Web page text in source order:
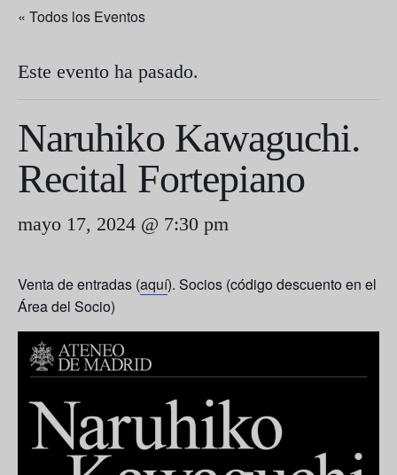
« Todos los Eventos
Este evento ha pasado.
Naruhiko Kawaguchi.
Recital Fortepiano
mayo 17, 2024 @ 7:30 pm
Venta de entradas (aquí). Socios (código descuento en el
Área del Socio)